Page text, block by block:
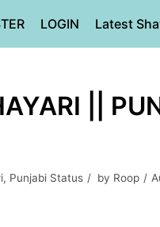
LOGIN Latest
||
, Punjabi Status by Roop